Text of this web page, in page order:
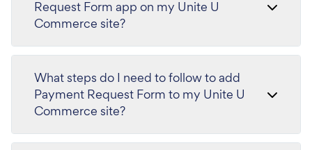
Request Form app on my Unite U
Commerce site?
What steps do I need to follow to add
Payment Request Form to my Unite U
Commerce site?